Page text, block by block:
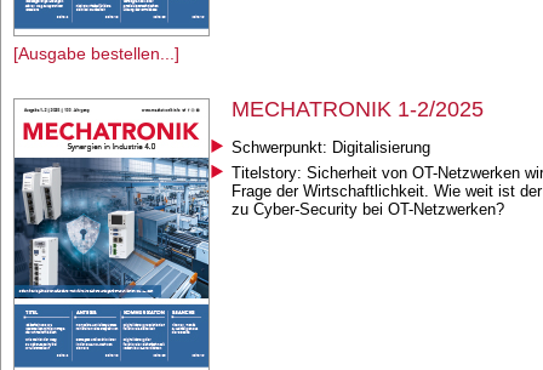
[Ausgabe bestellen...]
MECHATRONIK 1-2/2025
Schwerpunkt: Digitalisierung
Titelstory: Sicherheit von OT-Netzwerken
Frage der Wirtschaftlichkeit. Wie weit ist
zu Cyber-Security bei OT-Netzwerken?